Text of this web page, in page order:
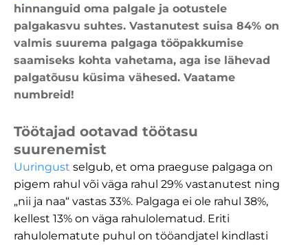
hinnanguid oma palgale ja ootustele
palgakasvu suhtes. Vastanutest suisa 84% on
valmis suurema palgaga tööpakkumise
saamiseks kohta vahetama, aga ise lähevad
palgatõusu küsima vähesed. Vaatame
numbreid!
Töötajad ootavad töötasu
suurenemist
Uuringust selgub, et oma praeguse palgaga on
pigem rahul või väga rahul 29% vastanutest ning
„nii ja naa“ vastas 33%. Palgaga ei ole rahul 38%,
kellest 13% on väga rahulolematud. Eriti
rahulolematute puhul on tööandjatel kindlasti